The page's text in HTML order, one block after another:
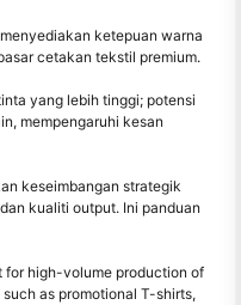
ketepuan warna
cetakan tekstil premium.
yang lebih tinggi; potensi
mempengaruhi kesan
keseimbangan strategik
kualiti output. Ini panduan
for high-volume production of
as promotional T-shirts,